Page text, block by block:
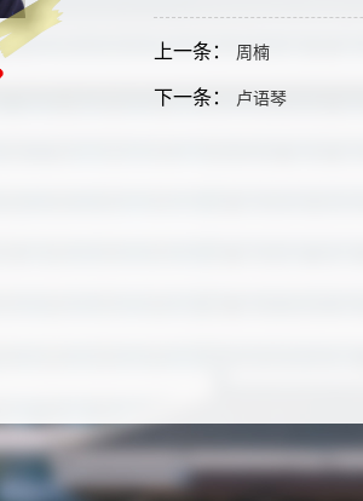
上一条： 周楠
下一条： 卢语琴